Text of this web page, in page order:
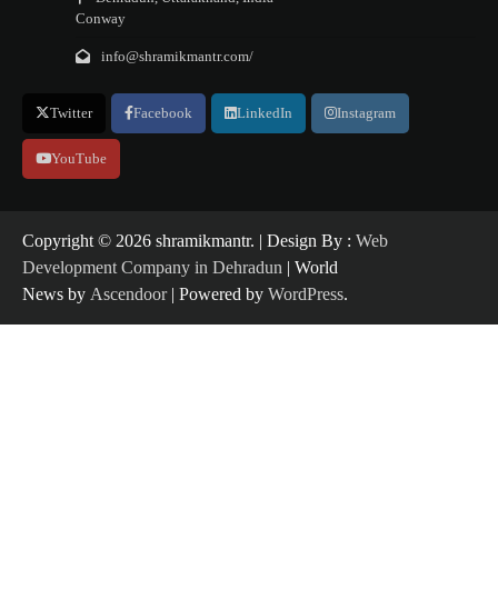
Conway
info@shramikmantr.com/
Twitter Facebook LinkedIn Instagram
YouTube
Copyright ©️ 2026 shramikmantr. | Design By : Web
Development Company in Dehradun | World
News by Ascendoor| Powered by WordPress.